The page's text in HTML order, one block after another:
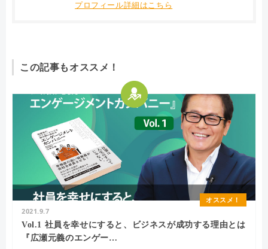
プロフィール詳細はこちら
この記事もオススメ！
2021.9.7
オススメ！
Vol.1 社員を幸せにすると、ビジネスが成功する理由とは
『広瀬元義のエンゲー…